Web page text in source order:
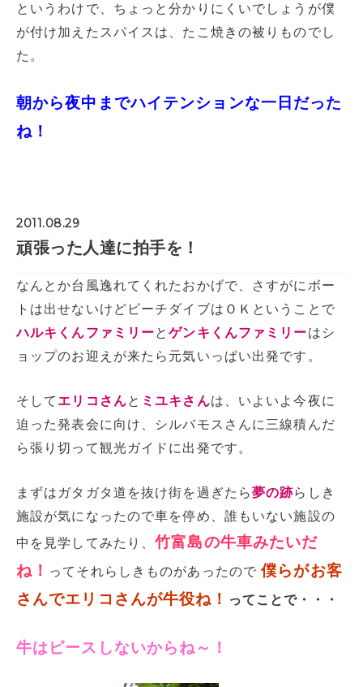
というわけで、ちょっと分かりにくいでしょうが僕
が付け加えたスパイスは、たこ焼きの被りものでし
た。
朝から夜中までハイテンションな一日だった
ね！
2011.08.29
頑張った人達に拍手を！
なんとか台風逸れてくれたおかげで、さすがにボー
トは出せないけどビーチダイブはＯＫということで
ハルキくんファミリーとゲンキくんファミリーはシ
ョップのお迎えが来たら元気いっぱい出発です。
そして エリコさんと ミユキさんは、いよいよ今夜に
迫った発表会に向け、シルバモスさんに三線積んだ
ら張り切って観光ガイドに出発です。
まずはガタガタ道を抜け街を過ぎたら夢の跡らしき
施設が気になったので車を停め、誰もいない施設の
中を見学してみたり、竹富島の牛車みたいだ
ね！ ってそれらしきものがあったので僕らがお客
さんでエリコさんが牛役ね！
ってことで・・・
牛はピースしないからね～！